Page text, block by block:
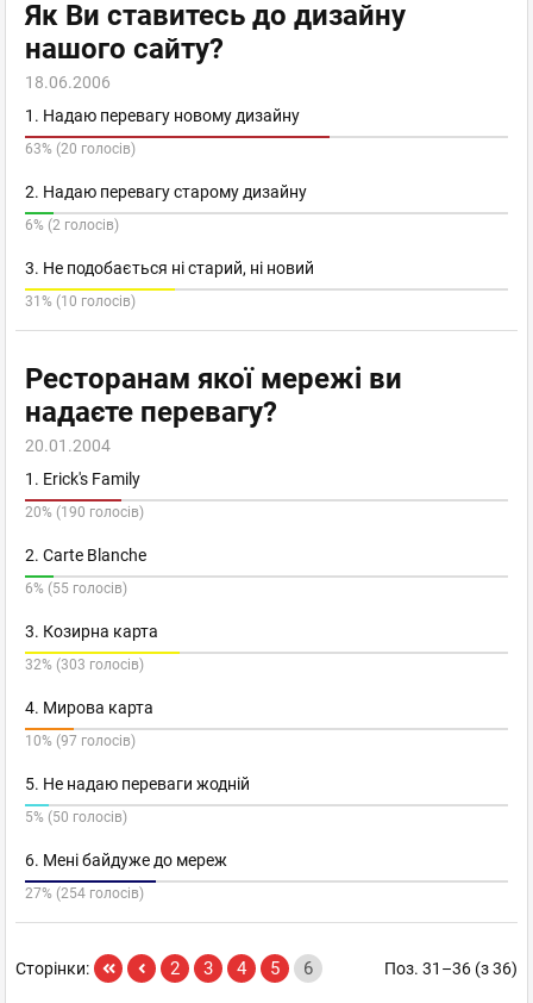
Як Ви ставитесь до дизайну
нашого сайту?
18.06.2006
1. Надаю перевагу новому дизайну
63% (20 голосів)
2. Надаю перевагу старому дизайну
6% (2 голосів)
3. Не подобається ні старий, ні новий
31% (10 голосів)
Ресторанам якої мережі ви
надаєте перевагу?
20.01.2004
1. Erick's Family
20% (190 голосів)
2. Carte Blanche
6% (55 голосів)
3. Козирна карта
32% (303 голосів)
4. Мирова карта
10% (97 голосів)
5. Не надаю переваги жодній
5% (50 голосів)
6. Мені байдуже до мереж
27% (254 голосів)
Поз. 31–36 (з 36)
Сторінки: 2 3 4 5 6